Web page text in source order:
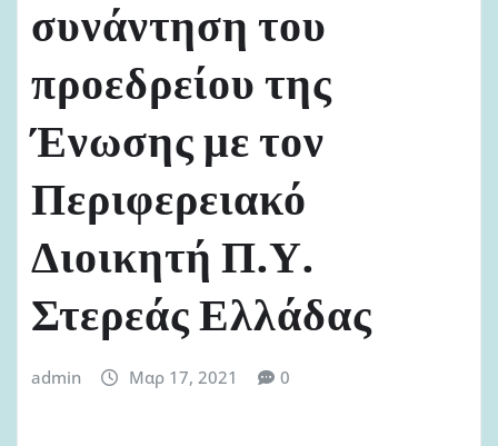
συνάντηση του
προεδρείου της
Ένωσης με τον
Περιφερειακό
Διοικητή Π.Υ.
Στερεάς Ελλάδας
admin Μαρ 17, 2021 0